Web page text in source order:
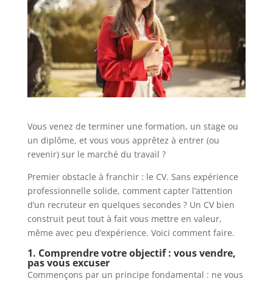
Vous venez de terminer une formation, un stage ou
un diplôme, et vous vous apprêtez à entrer (ou
revenir) sur le marché du travail ?
Premier obstacle à franchir : le CV. Sans expérience
professionnelle solide, comment capter l’attention
d’un recruteur en quelques secondes ? Un CV bien
construit peut tout à fait vous mettre en valeur,
même avec peu d’expérience. Voici comment faire.
1. Comprendre votre objectif : vous vendre,
pas vous excuser
Commençons par un principe fondamental : ne vous